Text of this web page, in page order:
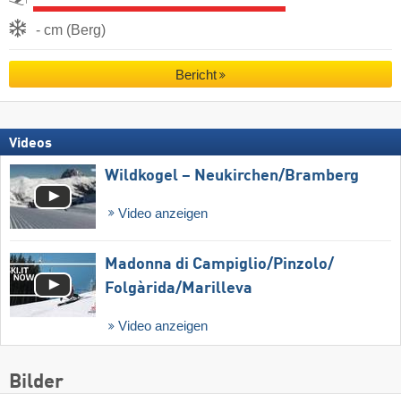
- cm (Berg)
Bericht
Videos
Wildkogel – Neukirchen/​Bramberg
Video anzeigen
Madonna di Campiglio/​Pinzolo/​
Folgàrida/​Marilleva
Video anzeigen
Bilder